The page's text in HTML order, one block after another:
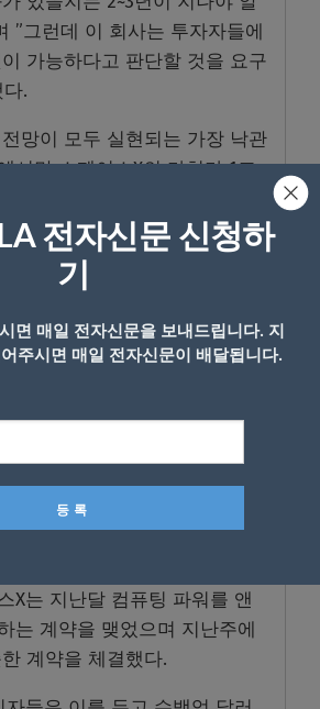
”그런데 이 회사는 투자자들에
가능하다고 판단할 것을 요구
.
망이 모두 실현되는 가장 낙관
서만 스페이스X의 가치가 1조
즉흥적으로 바꿔
자들은 머스크가 사업 목표를
이터센터를 처음 언급한 것은
난 4월 코딩 소프트웨어를 개발
타트업 커서를 600억 달러에
하면서 새로운 분야를 주력 사
X는 지난달 컴퓨팅 파워를 앤
는 계약을 맺었으며 지난주에
계약을 체결했다.
전자신문 신청하
기
면 매일 전자신문을 보내드립니다. 지
주시면 매일 전자신문이 배달됩니다.